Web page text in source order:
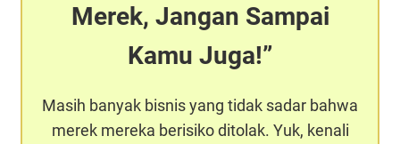
Merek, Jangan Sampai
Kamu Juga!
Masih banyak bisnis yang tidak sadar bahwa
merek mereka berisiko ditolak. Yuk, kenali